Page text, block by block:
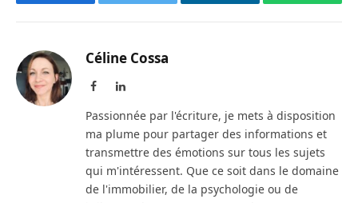
Céline Cossa
FacebookLinkedIn
Passionnée par l'écriture, je mets à disposition
ma plume pour partager des informations et
transmettre des émotions sur tous les sujets
qui m'intéressent. Que ce soit dans le domaine
de l'immobilier, de la psychologie ou de